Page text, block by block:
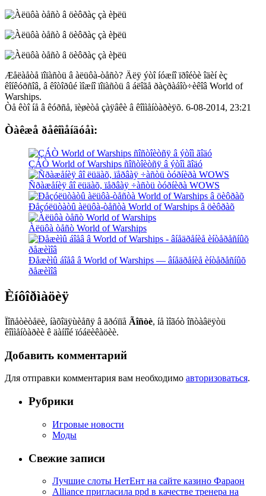
Æåëàåòå ïîïàñòü â àëüôà-òåñò? Äëÿ ýòî íóæíî ïðîéòè îäèí èç
êîíêóðñîâ, â êîòîðûé ìîæíî ïîïàñòü â áëîãå ðàçðàáîò÷èêîâ World of
Warships.
Òå êòî íå â êóðñå, ïèøèòå çàÿâêè â êîììåíòàðèÿõ. 6-08-2014, 23:21
Òàêæå ðåêîìåíäóåì:
ÇÁÒ World of Warships ñîñòîèòñÿ â ýòîì ãîäó
Ñðàæåíèÿ âî ëüäàõ, ïåðâàÿ ÷àñòü òóðíèðà WOWS
Ðåçóëüòàòû àëüôà-òåñòà World of Warships â öèôðàõ
Àëüôà òåñò World of Warships
Ðåæèìû áîåâ â World of Warships — âíåäðåíèå èíòåðåñíûõ
ðåæèìîâ
Èíôîðìàöèÿ
Ïîñåòèòåëè, íàõîäÿùèåñÿ â ãðóïïå Ãîñòè, íå ìîãóò îñòàâëÿòü
êîììåíòàðèè ê äàííîé ïóáëèêàöèè.
Добавить комментарий
Для отправки комментария вам необходимо авторизоваться.
Рубрики
Игровые новости
Моды
Свежие записи
Лучшие слоты НетЕнт на сайте казино Фараон
Alliance пригласила ppd в качестве тренера на